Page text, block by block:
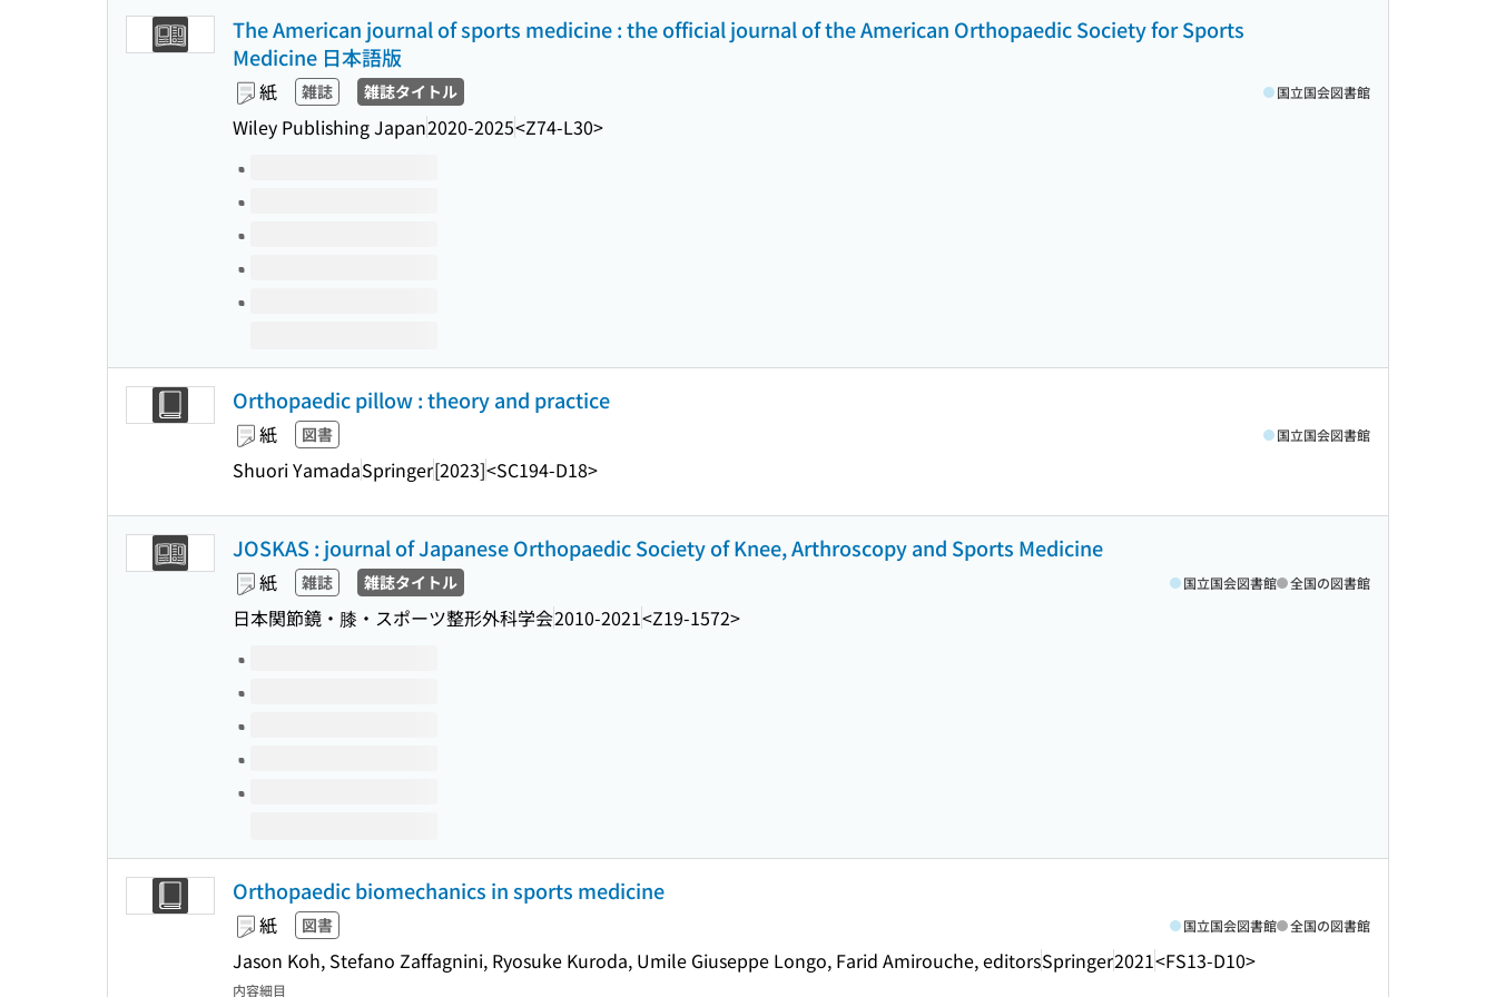
The American journal of sports medicine : the official journal of the American Orthopaedic Society for Sports
Medicine 日本語版
紙 雑誌 雑誌タイトル
Wiley Publishing Japan2020-2025<Z74-L30>
国立国会図書館
このタイトルの巻号
Orthopaedic pillow : theory and practice
紙 図書
Shuori YamadaSpringer[2023]<SC194-D18>
国立国会図書館
JOSKAS : journal of Japanese Orthopaedic Society of Knee, Arthroscopy and Sports Medicine
紙 雑誌 雑誌タイトル
日本関節鏡・膝・スポーツ整形外科学会2010-2021<Z19-1572>
国立国会図書館 全国の図書館
このタイトルの巻号
Orthopaedic biomechanics in sports medicine
紙 図書
Jason Koh, Stefano Zaffagnini, Ryosuke Kuroda, Umile Giuseppe Longo, Farid Amirouche, editorsSpringer2021<FS13-D10>
国立国会図書館 全国の図書館
内容細目